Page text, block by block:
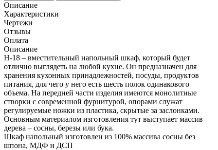
Описание
Характеристики
Чертежи
Отзывы
Оплата
Описание
Н-18 – вместительный напольный шкаф, который будет
отлично выглядеть на любой кухне. Он предназначен для
хранения кухонных принадлежностей, посуды, продуктов
питания, для чего у него есть шесть полок одинакового
объема. На передней части изделия имеются монолитные
створки с современной фурнитурой, опорами служат
регулируемые ножки из пластика, скрытые за заслонками.
Основным материалом изготовления тут выступает массив
дерева – сосны, березы или бука.
Шкаф напольный изготовлен из 100% массива сосны без
шпона, МДФ и ДСП